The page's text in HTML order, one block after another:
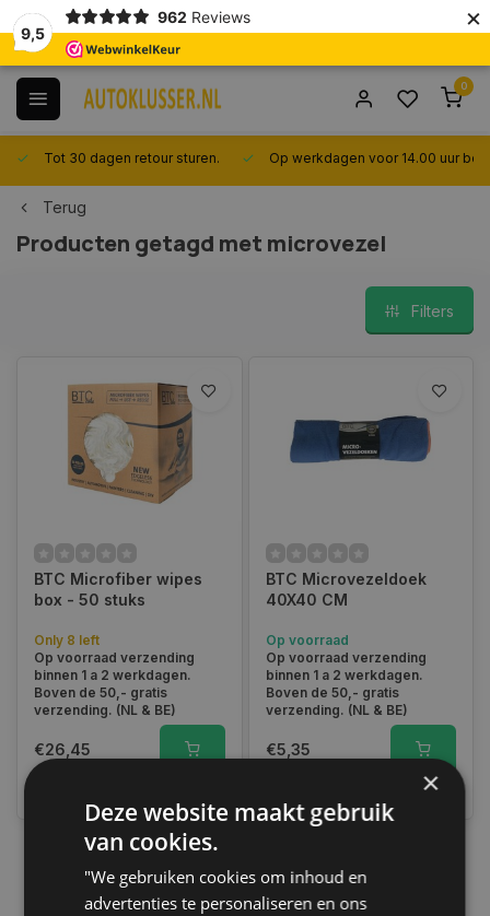
9,5
962 Reviews ×
0
Tot 30 dagen retour sturen. Op werkdagen voor 14.00 uur
Terug
Producten getagd met microvezel
Filters
BTC Microfiber wipes
box - 50 stuks
Only 8 left
Op voorraad verzending
binnen 1 a 2 werkdagen.
Boven de 50,- gratis
verzending. (NL & BE)
€26,45
BTC Microvezeldoek
40X40 CM
Op voorraad
Op voorraad verzending
binnen 1 a 2 werkdagen.
Boven de 50,- gratis
verzending. (NL & BE)
€5,35
1
×
Deze website maakt gebruik
van cookies.
"We gebruiken cookies om inhoud en
advertenties te personaliseren en ons